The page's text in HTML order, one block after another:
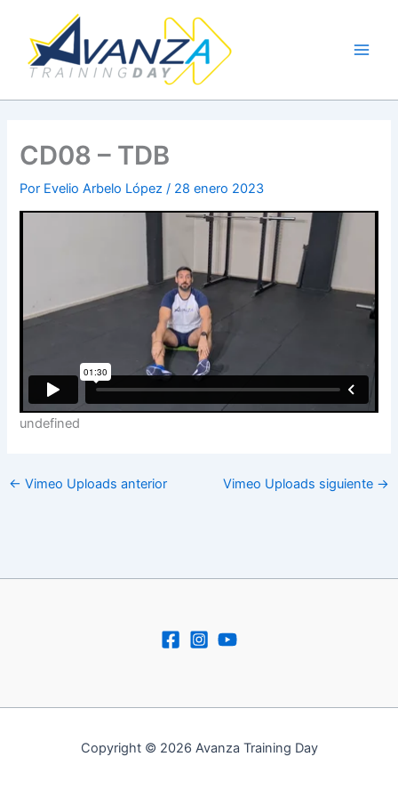
contenido
CD08 – TDB
Por Evelio Arbelo López/ 28 enero 2023
undefined
← Vimeo Uploads anterior Vimeo Uploads siguiente →
Copyright © 2026 Avanza Training Day